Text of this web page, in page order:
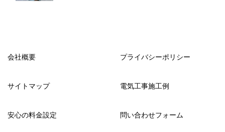
会社概要 プライバシーポリシー
サイトマップ 電気工事施工例
安心の料金設定 問い合わせフォーム